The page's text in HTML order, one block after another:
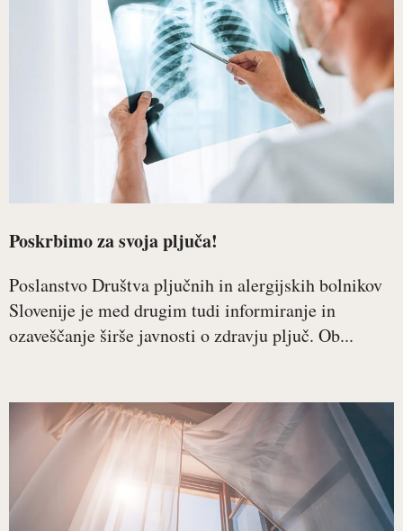
Poskrbimo za svoja pljuča!
Poslanstvo Društva pljučnih in alergijskih bolnikov
Slovenije je med drugim tudi informiranje in
ozaveščanje širše javnosti o zdravju pljuč. Ob...